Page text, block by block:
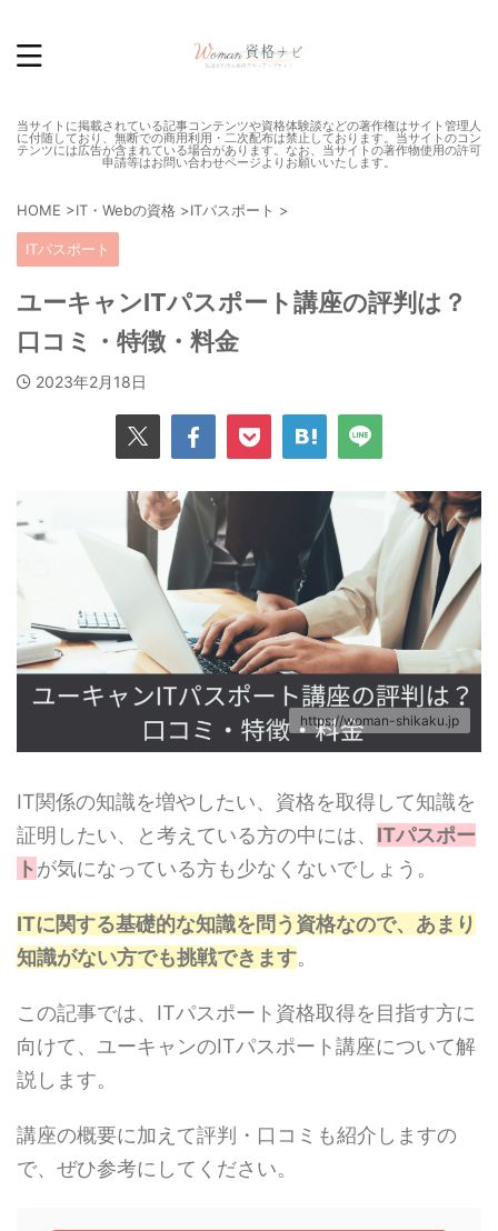
当サイトに掲載されている記事コンテンツや資格体験談などの著作権はサイト管理人
に付随しており、無断での商用利用・二次配布は禁止しております。当サイトのコン
テンツには広告が含まれている場合があります。なお、当サイトの著作物使用の許可
申請等はお問い合わせページよりお願いいたします。
HOME >IT・Webの資格 >ITパスポート >
ITパスポート
ユーキャンITパスポート講座の評判は？
口コミ・特徴・料金
2023年2月18日
https://woman-shikaku.jp
IT関係の知識を増やしたい、資格を取得して知識を
証明したい、と考えている方の中には、 ITパスポー
トが気になっている方も少なくないでしょう。
ITに関する基礎的な知識を問う資格なので、あまり
知識がない方でも挑戦できます。
この記事では、ITパスポート資格取得を目指す方に
向けて、ユーキャンのITパスポート講座について解
説します。
講座の概要に加えて評判・口コミも紹介しますの
で、ぜひ参考にしてください。